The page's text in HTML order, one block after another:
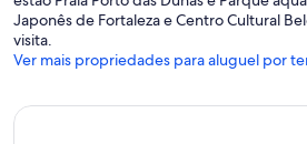
Japonês de Fortaleza e Centro Cultural
visita.
Ver mais propriedades para aluguel por